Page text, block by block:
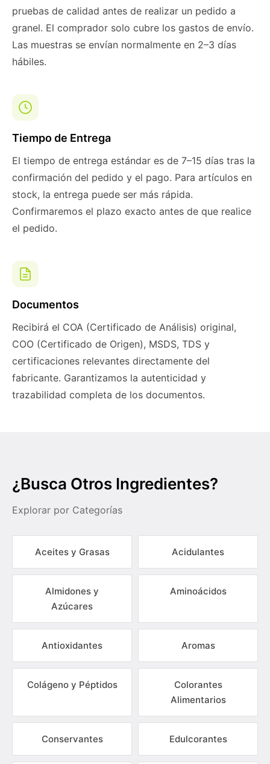
pruebas de calidad antes de realizar un pedido a
granel. El comprador solo cubre los gastos de envío.
Las muestras se envían normalmente en 2–3 días
hábiles.
Tiempo de Entrega
El tiempo de entrega estándar es de 7–15 días tras la
confirmación del pedido y el pago. Para artículos en
stock, la entrega puede ser más rápida.
Confirmaremos el plazo exacto antes de que realice
el pedido.
Documentos
Recibirá el COA (Certificado de Análisis) original,
COO (Certificado de Origen), MSDS, TDS y
certificaciones relevantes directamente del
fabricante. Garantizamos la autenticidad y
trazabilidad completa de los documentos.
¿Busca Otros Ingredientes?
Explorar por Categorías
Aceites y Grasas Acidulantes
Almidones y
Azúcares
Aminoácidos
Antioxidantes Aromas
Colágeno y Péptidos
Colorantes
Alimentarios
Conservantes Edulcorantes